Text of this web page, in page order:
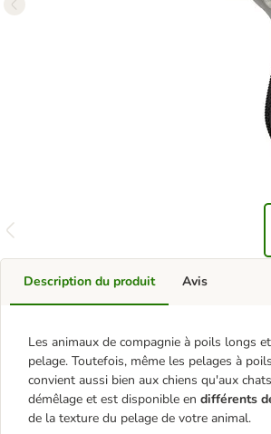
Description du produit
Les animaux de compagnie à poils longs
pelage. Toutefois, même les pelages à
convient aussi bien aux chiens qu'aux
démêlage et est disponible en différents
de la texture du pelage de votre animal.
Avis